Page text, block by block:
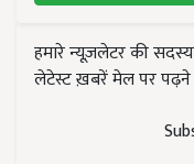
हमारे न्यूज़लेटर की
लेटेस्ट ख़बरें मेल पर पढ़ने